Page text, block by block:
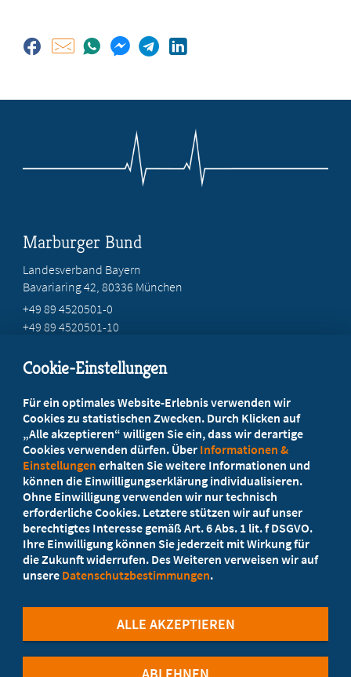
Marburger Bund
Landesverband Bayern
Bavariaring 42, 80336 München
+49 89 4520501-0
+49 89 4520501-10
Ihr Landesverband berät Sie!
Ansprechpartner
Werden Sie jetzt Mitglied
5 Vorteile einer MB-Mitgliedschaft
Cookie-Einstellungen
Für ein optimales Website-Erlebnis verwenden wir
Cookies zu statistischen Zwecken. Durch Klicken auf
„Alle akzeptieren“ willigen Sie ein, dass wir derartige
Cookies verwenden dürfen. Über Informationen &
Einstellungen erhalten Sie weitere Informationen und
können die Einwilligungserklärung individualisieren.
Ohne Einwilligung verwenden wir nur technisch
erforderliche Cookies. Letztere stützen wir auf unser
berechtigtes Interesse gemäß Art. 6 Abs. 1 lit. f DSGVO.
Ihre Einwilligung können Sie jederzeit mit Wirkung für
die Zukunft widerrufen. Des Weiteren verweisen wir auf
unsere Datenschutzbestimmungen.
ALLE AKZEPTIEREN